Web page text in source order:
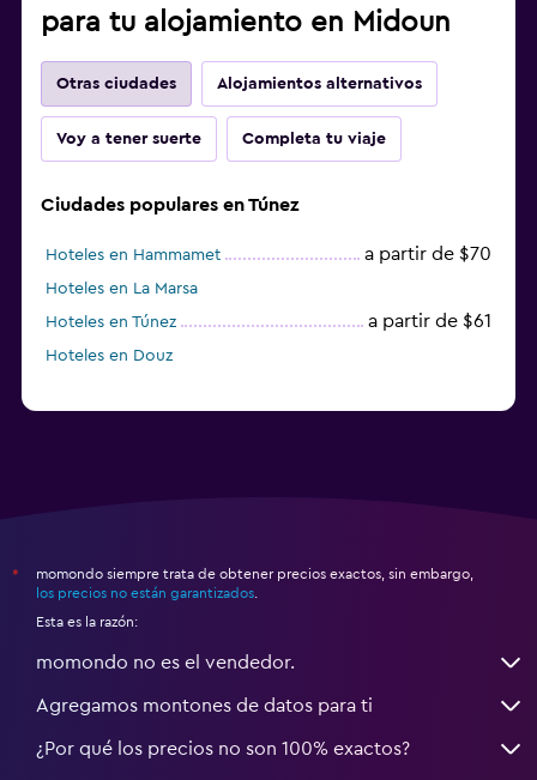
para tu alojamiento en Midoun
Otras ciudades Alojamientos alternativos
Voy a tener suerte Completa tu viaje
Ciudades populares en Túnez
Hoteles en Hammamet a partir de $70
Hoteles en La Marsa
Hoteles en Túnez
a partir de $61
Hoteles en Douz
*
momondo siempre trata de obtener precios exactos, sin embargo,
los precios no están garantizados
Esta es la razón:
momondo no es el vendedor.
Agregamos montones de datos para ti
¿Por qué los precios no son 100% exactos?